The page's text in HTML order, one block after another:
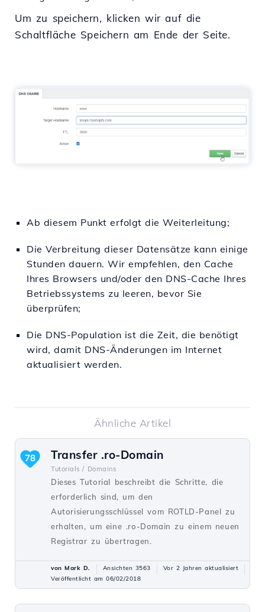
Um zu speichern, klicken wir auf die
Schaltfläche Speichern am Ende der Seite.
Ab diesem Punkt erfolgt die Weiterleitung;
Die Verbreitung dieser Datensätze kann einige
Stunden dauern. Wir empfehlen, den Cache
Ihres Browsers und/oder den DNS-Cache Ihres
Betriebssystems zu leeren, bevor Sie
überprüfen;
Die DNS-Population ist die Zeit, die benötigt
wird, damit DNS-Änderungen im Internet
aktualisiert werden.
Ähnliche Artikel
Transfer .ro-Domain
Tutorials / Domains
Dieses Tutorial beschreibt die Schritte, die
erforderlich sind, um den
Autorisierungsschlüssel vom ROTLD-Panel zu
erhalten, um eine .ro-Domain zu einem neuen
Registrar zu übertragen.
78
von Mark D. Ansichten 3563
Vor 2 Jahren aktualisiert
Veröffentlicht am 06/02/2018